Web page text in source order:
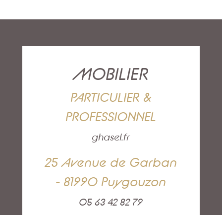
MOBILIER
PARTICULIER &
PROFESSIONNEL
ghasel.fr
25 Avenue de Garban
- 81990 Puygouzon
05 63 42 82 79